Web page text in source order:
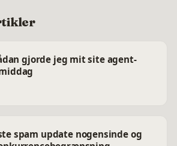
gjorde jeg mit site agent-
spam update nogensinde og